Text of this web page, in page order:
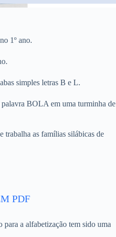
no 1º ano.
simples letras B e L.
palavra BOLA em uma turminha de
trabalha as famílias silábicas de
PDF
a alfabetização tem sido uma